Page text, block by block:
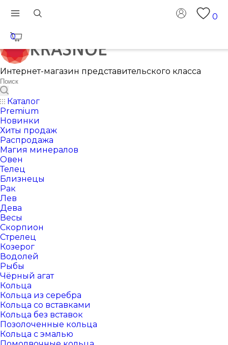
0
0
Интернет-магазин представительского класса
Каталог
Premium
Новинки
Хиты продаж
Распродажа
Магия минералов
Овен
Телец
Близнецы
Рак
Лев
Дева
Весы
Скорпион
Стрелец
Козерог
Водолей
Рыбы
Чёрный агат
Кольца
Кольца из серебра
Кольца со вставками
Кольца без вставок
Позолоченные кольца
Кольца с эмалью